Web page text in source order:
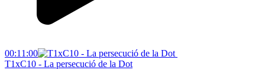
00:11:00
T1xC10 - La persecució de la Dot